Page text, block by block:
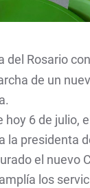
del Rosario
de un
hoy 6 de julio,
la presidenta
el nuevo
los